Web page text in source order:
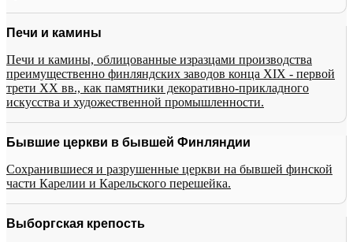
Печи и камины
Печи и камины, облицованные изразцами производства
преимущественно финляндских заводов конца XIX - первой
трети XX вв., как памятники декоративно-прикладного
искусства и художественной промышленности.
Бывшие церкви в бывшей Финляндии
Сохранившиеся и разрушенные церкви на бывшей финской
части Карелии и Карельского перешейка.
Выборгская крепость